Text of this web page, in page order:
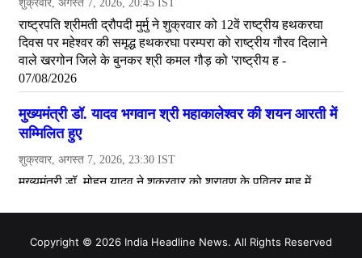
Copyright © 2026 India Headline News. All Rights Reserved